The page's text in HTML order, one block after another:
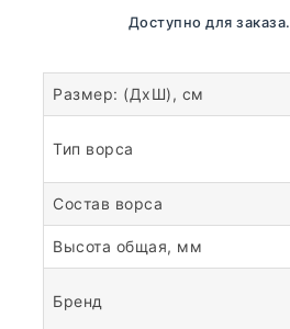
В наличии. Доступно для заказа.
Размер: (ДхШ), см
Тип ворса
Состав ворса
Высота общая, мм
Бренд